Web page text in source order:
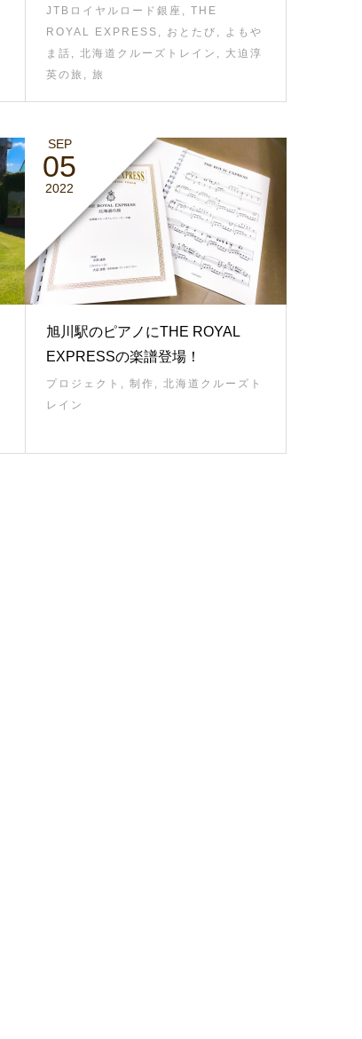
JTBロイヤルロード銀座 , THE
ROYAL EXPRESS , おとたび , よもや
ま話 , 北海道クルーズトレイン , 大迫淳
英の旅 , 旅
SEP
05
2022
旭川駅のピアノにTHE ROYAL
EXPRESSの楽譜登場！
プロジェクト , 制作 , 北海道クルーズト
レイン